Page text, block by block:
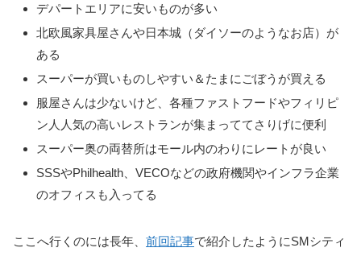
デパートエリアに安いものが多い
北欧風家具屋さんや日本城（ダイソーのようなお店）が
ある
スーパーが買いものしやすい＆たまにごぼうが買える
服屋さんは少ないけど、各種ファストフードやフィリピ
ン人人気の高いレストランが集まっててさりげに便利
スーパー奥の両替所はモール内のわりにレートが良い
SSSやPhilhealth、VECOなどの政府機関やインフラ企業
のオフィスも入ってる
ここへ行くのには長年、 前回記事で紹介したようにSMシティ